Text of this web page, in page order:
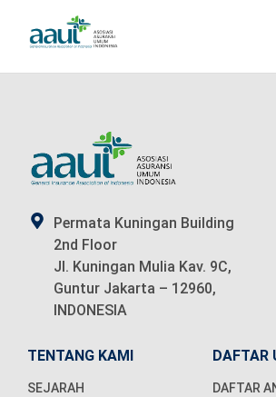
Permata Kuningan Building
2nd Floor
Jl. Kuningan Mulia Kav. 9C,
Guntur Jakarta – 12960,
INDONESIA
TENTANG KAMI
SEJARAH
DAFTAR
DAFTAR